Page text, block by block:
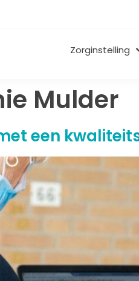
Zorginstelling
Mulder
een